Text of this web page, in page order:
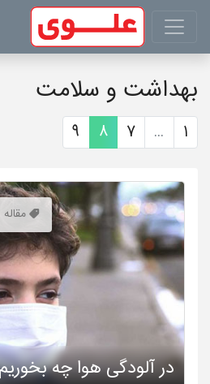
بهداشت و سلامت
1
...
7
8
9
در آلودگی هوا چه
مقاله